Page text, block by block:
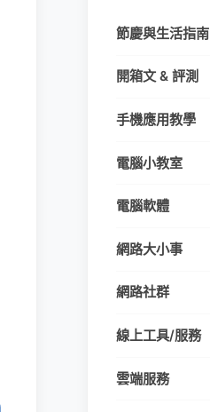
節慶與生活指南
開箱文 & 評測
手機應用教學
電腦小教室
電腦軟體
網路大小事
網路社群
線上工具/服務
雲端服務